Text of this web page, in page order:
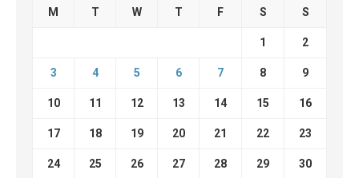
M T W T F S S
1 2
3 4 5 6 7 8 9
10 11 12 13 14 15 16
17 18 19 20 21 22 23
24 25 26 27 28 29 30